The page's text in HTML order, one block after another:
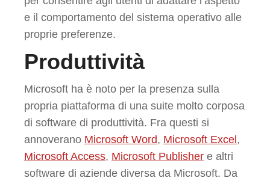
e il comportamento del sistema operativo alle
proprie preferenze.
Produttività
Microsoft ha è noto per la presenza sulla
propria piattaforma di una suite molto corposa
di software di produttività. Fra questi si
annoverano Microsoft Word, Microsoft Excel ,
Microsoft Access, Microsoft Publisher e altri
software di aziende diversa da Microsoft. Da